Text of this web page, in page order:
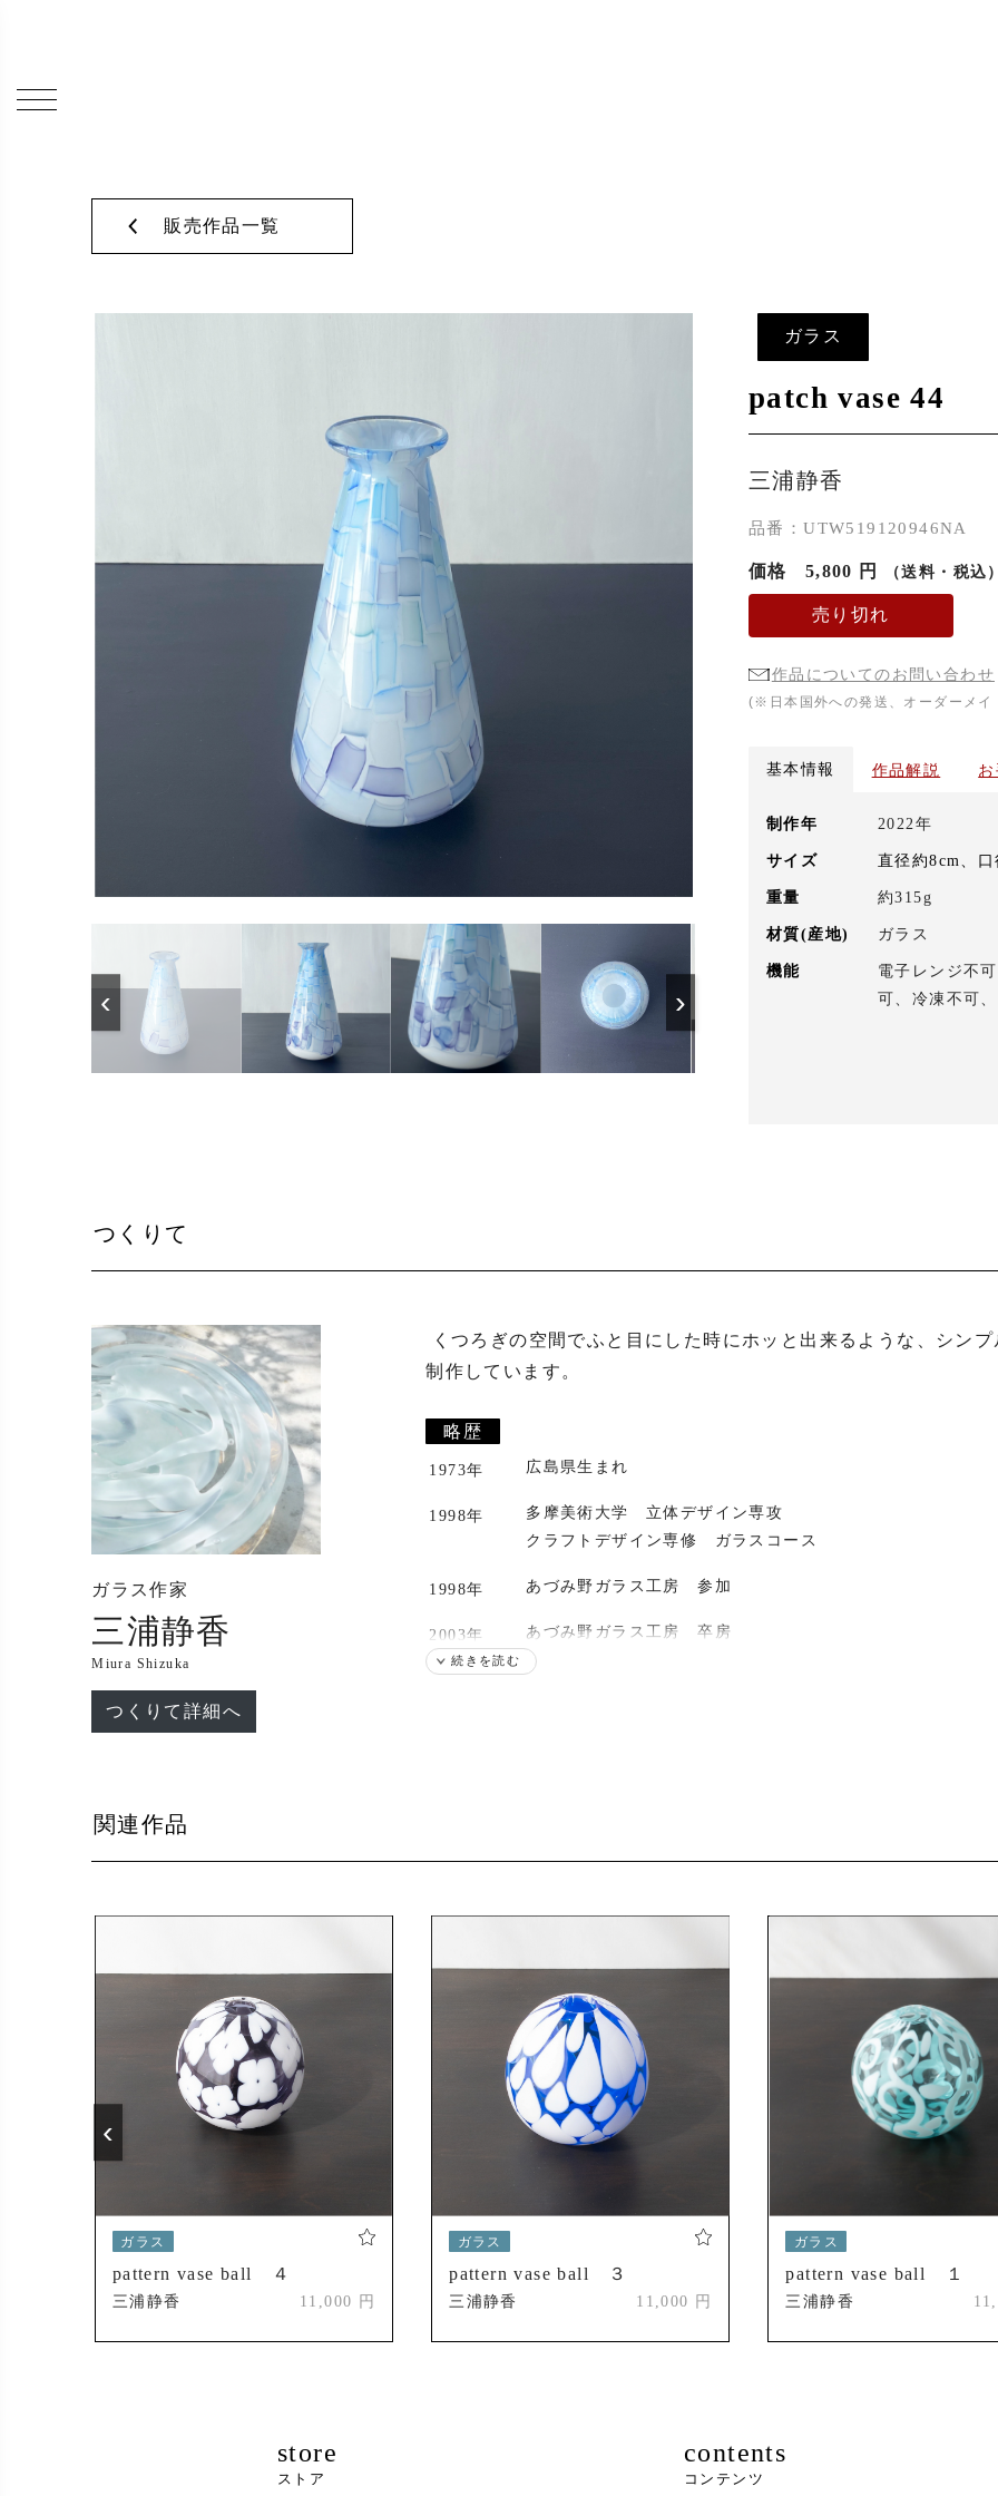
販売作品一覧
‹ ›
ガラス
patch vase 44
三浦静香
品番：UTW519120946NA
価格 5,800 円 （送料・税込
売り切れ
作品についてのお問い合わせ
(※日本国外への発送、オーダーメイ
基本情報 作品解説
制作年 2022年
サイズ 直径約8cm、
重量 約315g
材質(産地) ガラス
機能
電子レンジ不
可、冷凍不可
つくりて
ガラス作家
三浦静香
Miura Shizuka
つくりて詳細へ
制作しています。
略歴
1973年 広島県生まれ
1998年
多摩美術大学 立体デザイン専攻
クラフトデザイン専修 ガラスコース
1998年 あづみ野ガラス工房 参加
2003年
あづみ野ガラス工房 卒房
現在神奈川県にて制作活動
2018年
gallery81 個展（神奈川） ～2019年
まつもとクラフトフェア グループ展（長野）
続きを読む
関連作品
ガラス
pattern vase ball ４
三浦静香 11,000 円
ガラス
pattern vase ball ３
三浦静香 11,000 円
ガラス
pattern vase ball １
三浦静香
‹
store
ストア
contents
コンテンツ